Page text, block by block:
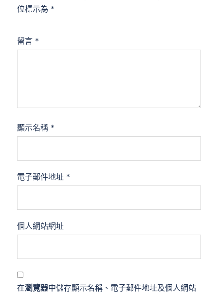
位標示為 *
留言 *
顯示名稱 *
電子郵件地址 *
個人網站網址
在瀏覽器中儲存顯示名稱、電子郵件地址及個人網站